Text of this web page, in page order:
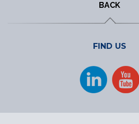
BACK
FIND US